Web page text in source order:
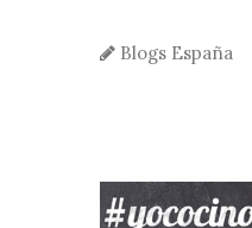
Blogs España